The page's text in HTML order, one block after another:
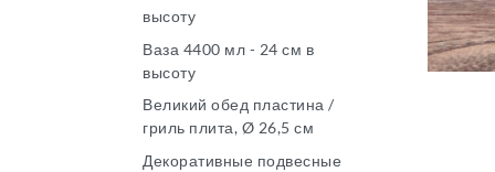
высоту
Ваза 4400 мл - 24 см в
высоту
Великий обед пластина /
гриль плита, Ø 26,5 см
Декоративные подвесные